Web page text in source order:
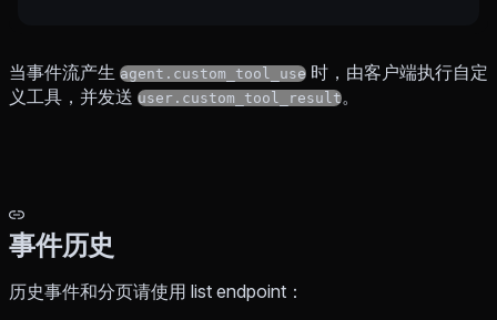
当事件流产生 agent.custom_tool_use 时，由客户端执行自定
义工具，并发送 user.custom_tool_result。
事件历史
历史事件和分页请使用 list endpoint：